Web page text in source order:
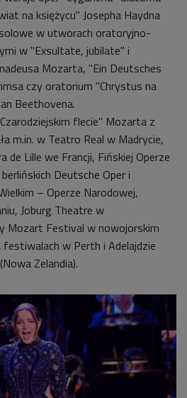
na księżycu" Josepha Haydna
w utworach oratoryjno-
w "Exsultate, jubilate" i
Mozarta, "Ein Deutsches
czy oratorium "Chrystus na
Beethovena.
flecie" Mozarta z
m.in. w Teatro Real w Madrycie,
de Lille we Francji, Fińskiej Operze
Deutsche Oper i
– Operze Narodowej,
Joburg Theatre w
Mozart Festival w nowojorskim
festiwalach w Perth i Adelajdzie
Zelandia).